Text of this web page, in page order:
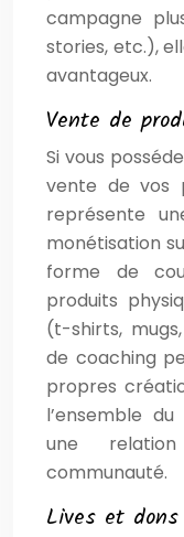
campagne
stories, etc.),
avantageux.
Vente de
Si vous
vente de vos
représente
monétisation
forme de
produits
(t-shirts,
de coaching
propres
l’ensemble
une
communauté.
Lives et